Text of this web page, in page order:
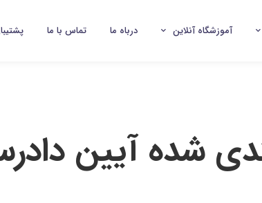
آموزشگاه آنلاین درباه ما تماس با ما
شده آیین